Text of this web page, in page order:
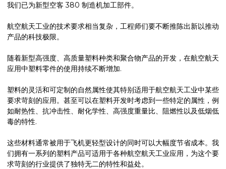
我们已为新型空客 380 制造机加工部件。
航空航天工业的技术要求相当复杂，工程师们要不断推陈出新以推动
产品的科技极限。
随着新型高强度、高质量塑料种类和聚合物产品的开发，在航空航天
应用中塑料零件的使用持续不断增加.
塑料的灵活和可定制的自然属性使其特别适用于航空航天工业中某些
要求苛刻的应用。甚至可以在塑料开发时考虑到一些特定的属性，例
如耐热性、抗冲击性、耐化学性、高强度重量比、阻燃性以及低烟低
毒的特性.
这些材料通常被用于飞机更轻型设计的同时可以大幅度节省成本。我
们拥有一系列的塑料产品可适用于各种航空航天工业应用，为这个要
求苛刻的行业提供了独特无二的特性和益处。